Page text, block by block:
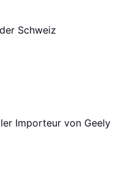
Schweiz
Importeur von Geely